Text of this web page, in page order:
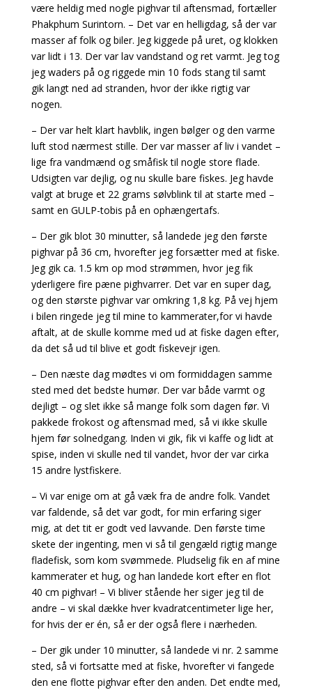
være heldig med nogle pighvar til aftensmad, fortæller
Phakphum Surintorn. – Det var en helligdag, så der var
masser af folk og biler. Jeg kiggede på uret, og klokken
var lidt i 13. Der var lav vandstand og ret varmt. Jeg tog
jeg waders på og riggede min 10 fods stang til samt
gik langt ned ad stranden, hvor der ikke rigtig var
nogen.
– Der var helt klart havblik, ingen bølger og den varme
luft stod nærmest stille. Der var masser af liv i vandet –
lige fra vandmænd og småfisk til nogle store flade.
Udsigten var dejlig, og nu skulle bare fiskes. Jeg havde
valgt at bruge et 22 grams sølvblink til at starte med –
samt en GULP-tobis på en ophængertafs.
– Der gik blot 30 minutter, så landede jeg den første
pighvar på 36 cm, hvorefter jeg forsætter med at fiske.
Jeg gik ca. 1.5 km op mod strømmen, hvor jeg fik
yderligere fire pæne pighvarrer. Det var en super dag,
og den største pighvar var omkring 1,8 kg. På vej hjem
i bilen ringede jeg til mine to kammerater,for vi havde
aftalt, at de skulle komme med ud at fiske dagen efter,
da det så ud til blive et godt fiskevejr igen.
– Den næste dag mødtes vi om formiddagen samme
sted med det bedste humør. Der var både varmt og
dejligt – og slet ikke så mange folk som dagen før. Vi
pakkede frokost og aftensmad med, så vi ikke skulle
hjem før solnedgang. Inden vi gik, fik vi kaffe og lidt at
spise, inden vi skulle ned til vandet, hvor der var cirka
15 andre lystfiskere.
– Vi var enige om at gå væk fra de andre folk. Vandet
var faldende, så det var godt, for min erfaring siger
mig, at det tit er godt ved lavvande. Den første time
skete der ingenting, men vi så til gengæld rigtig mange
fladefisk, som kom svømmede. Pludselig fik en af mine
kammerater et hug, og han landede kort efter en flot
40 cm pighvar! – Vi bliver stående her siger jeg til de
andre – vi skal dække hver kvadratcentimeter lige her,
for hvis der er én, så er der også flere i nærheden.
– Der gik under 10 minutter, så landede vi nr. 2 samme
sted, så vi fortsatte med at fiske, hvorefter vi fangede
den ene flotte pighvar efter den anden. Det endte med,